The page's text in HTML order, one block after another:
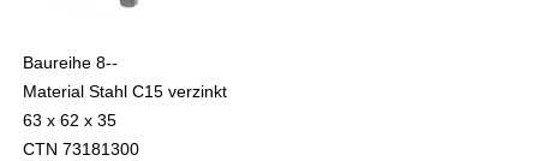
Baureihe 8--
Material Stahl C15 verzinkt
63 x 62 x 35
CTN 73181300